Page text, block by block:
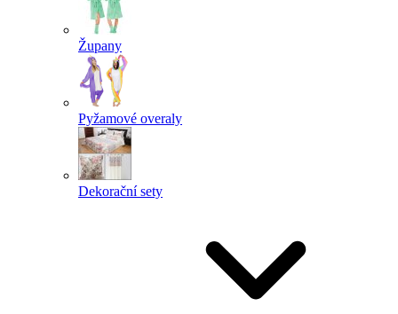
Župany
Pyžamové overaly
Dekorační sety